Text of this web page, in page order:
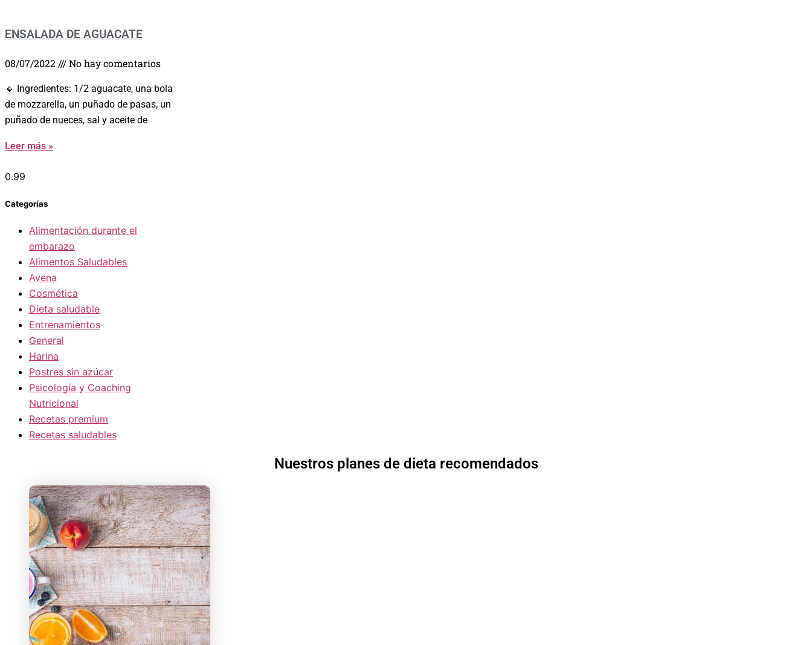
ENSALADA DE AGUACATE
08/07/2022 No hay comentarios
🔸 Ingredientes: 1/2 aguacate, una bola
de mozzarella, un puñado de pasas, un
puñado de nueces, sal y aceite de
Leer más »
Categorías
Alimentación durante el
embarazo
Alimentos Saludables
Avena
Cosmética
Dieta saludable
Entrenamientos
General
Harina
Postres sin azúcar
Psicología y Coaching
Nutricional
Recetas premium
Recetas saludables
Nuestros planes de dieta recomendados